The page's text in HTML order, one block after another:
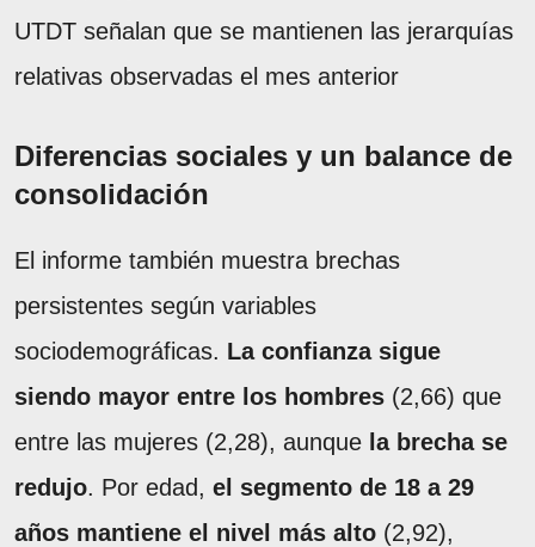
UTDT señalan que se mantienen las jerarquías
relativas observadas el mes anterior
Diferencias sociales y un balance de
consolidación
El informe también muestra brechas
persistentes según variables
sociodemográficas. La confianza sigue
siendo mayor entre los hombres (2,66) que
entre las mujeres (2,28), aunque la brecha se
redujo. Por edad, el segmento de 18 a 29
años mantiene el nivel más alto (2,92),